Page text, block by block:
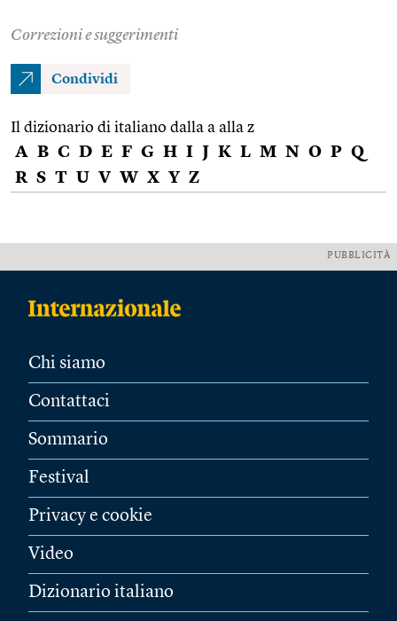
Correzioni e suggerimenti
Condividi
Il dizionario di italiano dalla a alla z
A B C D E F G H I J K L M N O P Q
R S T U V W X Y Z
PUBBLICITÀ
Chi siamo
Contattaci
Sommario
Festival
Privacy e cookie
Video
Dizionario italiano